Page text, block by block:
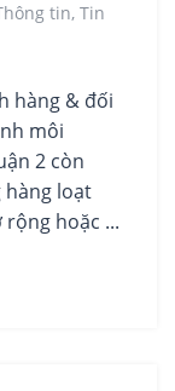
tin, Tin
hàng & đối
môi
2 còn
hàng loạt
hoặc ...